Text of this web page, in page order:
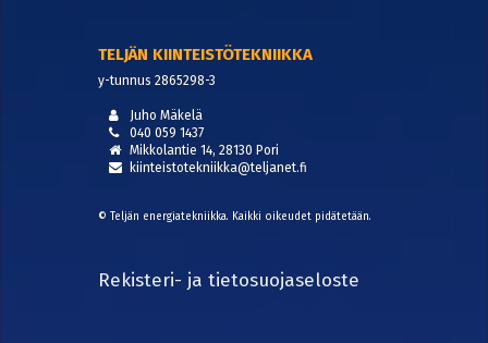
TELJÄN KIINTEISTÖTEKNIIKKA
y-tunnus 2865298-3
Juho Mäkelä
040 059 1437
Mikkolantie 14, 28130 Pori
kiinteistotekniikka@teljanet.fi
© Teljän energiatekniikka. Kaikki oikeudet pidätetään.
Rekisteri- ja tietosuojaseloste